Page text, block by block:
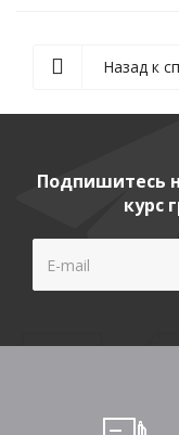
Назад к
Подпишитесь
курс